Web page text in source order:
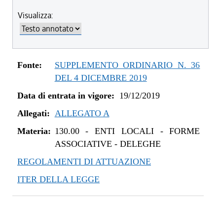
dal 29/10/2020 al 31/12/2020
dal 11/08/2020 al 28/10/2020
dal 02/07/2020 al 10/08/2020
dal 21/05/2020 al 18/12/2019
dal 19/12/2019 al 20/05/2020
Visualizza:
Fonte:
SUPPLEMENTO ORDINARIO N. 36
DEL 4 DICEMBRE 2019
Data di entrata in vigore: 19/12/2019
Allegati: ALLEGATO A
Materia: 130.00-ENTI LOCALI - FORME
ASSOCIATIVE - DELEGHE
REGOLAMENTI DI ATTUAZIONE
ITER DELLA LEGGE